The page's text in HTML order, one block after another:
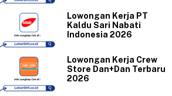
Lowongan Kerja PT
Kaldu Sari Nabati
Indonesia 2026
Lowongan Kerja Crew
Store Dan+Dan Terbaru
2026